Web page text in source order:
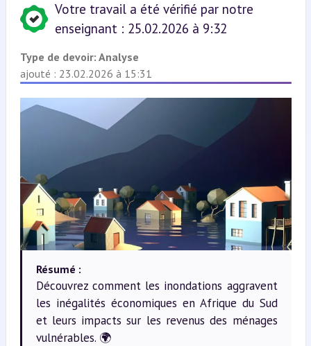
Votre travail a été vérifié par notre
enseignant : 25.02.2026 à 9:32
Type de devoir: Analyse
ajouté : 23.02.2026 à 15:31
Résumé :
Découvrez comment les inondations aggravent
les inégalités économiques en Afrique du Sud
et leurs impacts sur les revenus des ménages
vulnérables. 🌍